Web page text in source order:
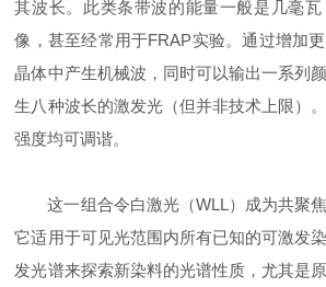
其波长。此类条带波的能量一般是几毫
像，甚至经常用于FRAP实验。通过增加
晶体中产生机械波，同时可以输出一系列
生八种波长的激发光（但并非技术上限）
强度均可调谐。
这一组合令白激光（WLL）成为共聚
它适用于可见光范围内所有已知的可激发
发光谱来探索新染料的光谱性质，尤其是